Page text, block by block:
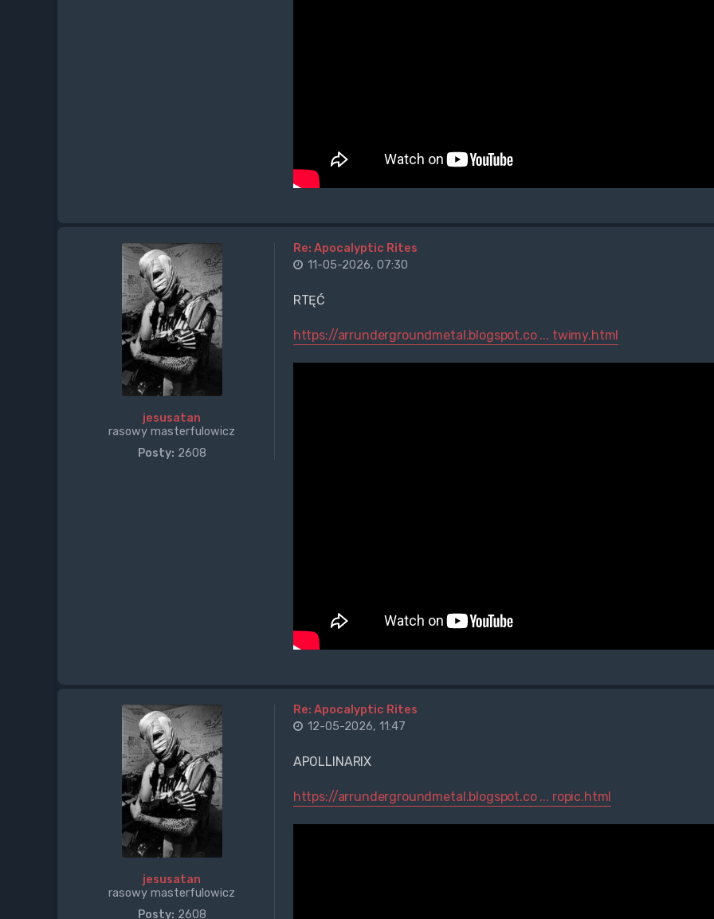
jesusatan
rasowy masterfulowicz
Posty: 2608
Re: Apocalyptic Rites
11-05-2026, 07:30
RTĘĆ
https://arrundergroundmetal.blogspot.co ... twimy.html
jesusatan
rasowy masterfulowicz
Posty: 2608
Re: Apocalyptic Rites
12-05-2026, 11:47
APOLLINARIX
https://arrundergroundmetal.blogspot.co ... ropic.html